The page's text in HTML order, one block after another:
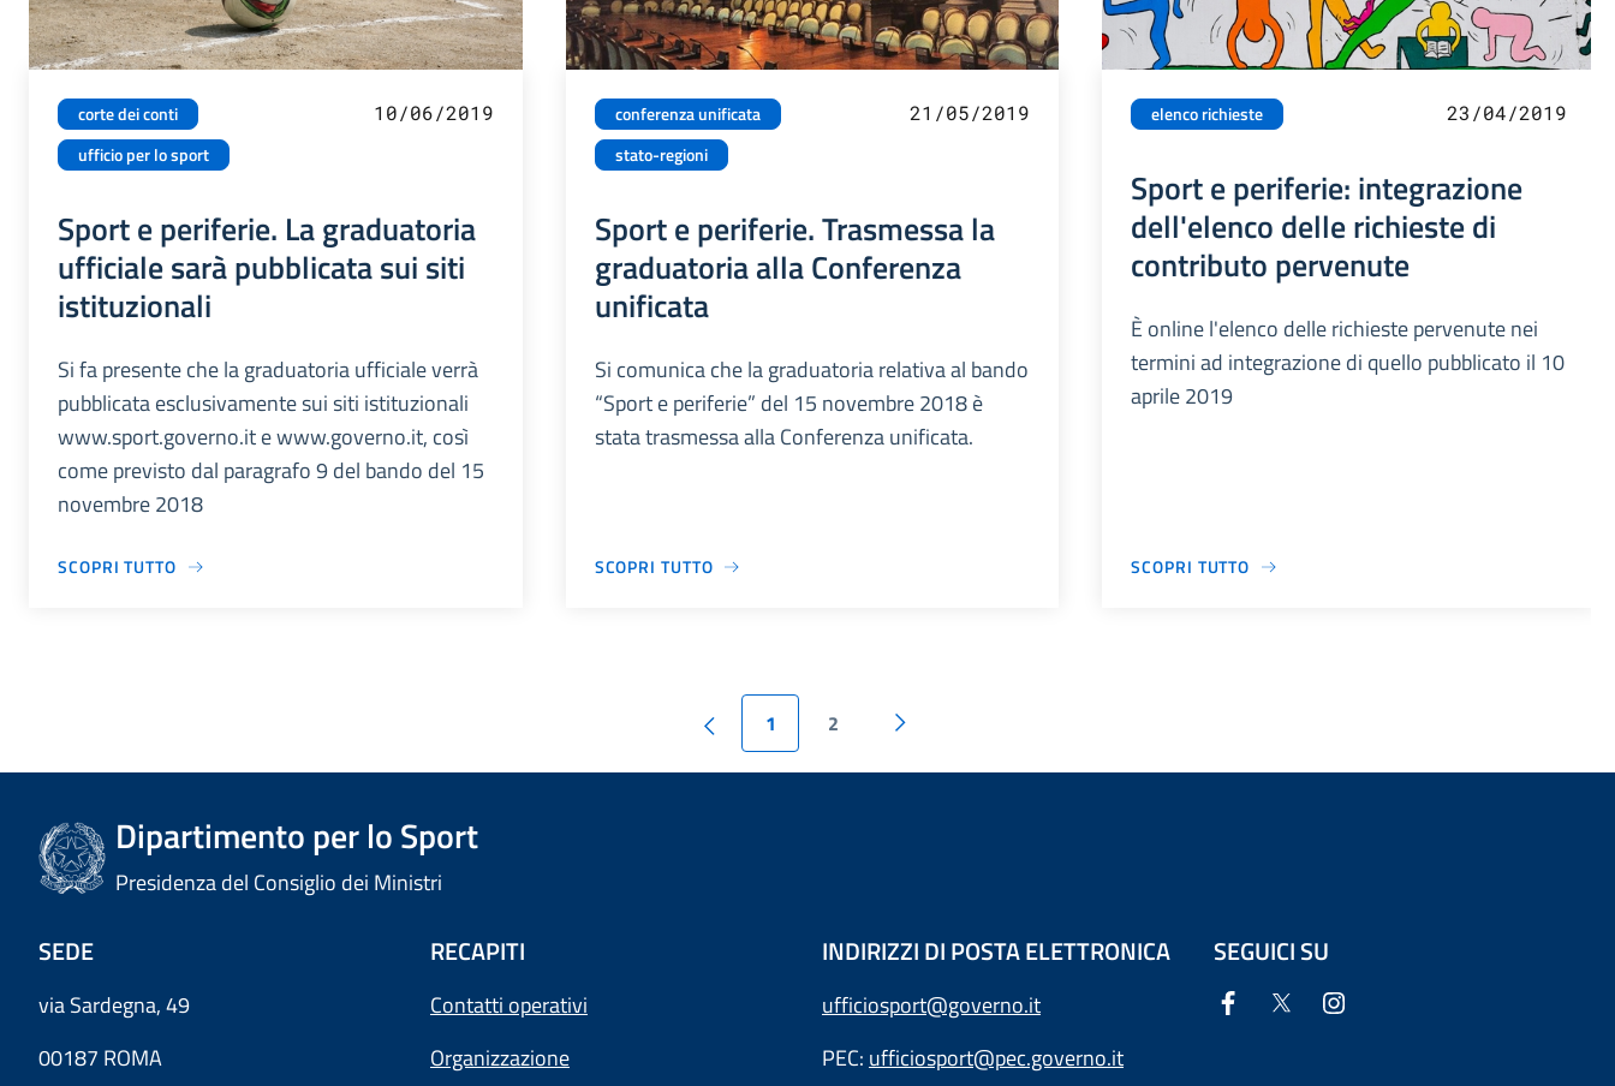
corte dei conti
ufficio per lo sport
10/06/2019
Sport e periferie. La graduatoria
ufficiale sarà pubblicata sui siti
istituzionali
Si fa presente che la graduatoria ufficiale verrà
pubblicata esclusivamente sui siti istituzionali
www.sport.governo.it e www.governo.it, così
come previsto dal paragrafo 9 del bando del 15
novembre 2018
SCOPRI TUTTO
conferenza unificata
stato-regioni
21/05/2019
Sport e periferie. Trasmessa la
graduatoria alla Conferenza
unificata
Si comunica che la graduatoria relativa al bando
“Sport e periferie” del 15 novembre 2018 è
stata trasmessa alla Conferenza unificata.
SCOPRI TUTTO
elenco richieste 23/04/2019
Sport e periferie: integrazione
dell'elenco delle richieste di
contributo pervenute
È online l'elenco delle richieste pervenute nei
termini ad integrazione di quello pubblicato il 10
aprile 2019
SCOPRI TUTTO
1 2
Dipartimento per lo Sport
Presidenza del Consiglio dei Ministri
SEDE
via Sardegna, 49
00187 ROMA
RECAPITI
Contatti operativi
Organizzazione
INDIRIZZI DI POSTA ELETTRONICA
ufficiosport@governo.it
PEC: ufficiosport@pec.governo.it
SEGUICI SU